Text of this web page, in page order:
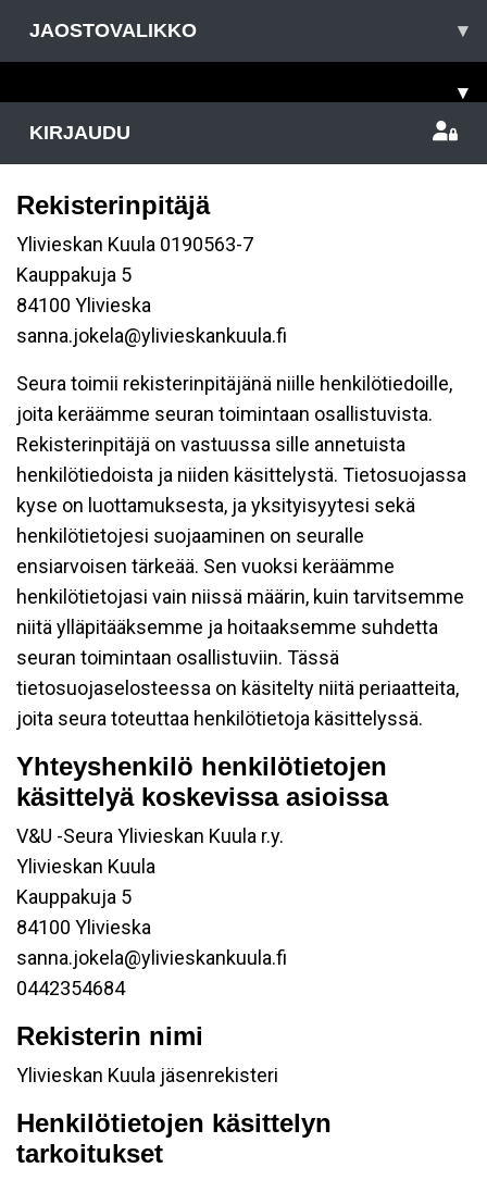
JAOSTOVALIKKO ▾
▾
KIRJAUDU
Rekisterinpitäjä
Ylivieskan Kuula 0190563-7
Kauppakuja 5
84100 Ylivieska
sanna.jokela@ylivieskankuula.fi
Seura toimii rekisterinpitäjänä niille henkilötiedoille,
joita keräämme seuran toimintaan osallistuvista.
Rekisterinpitäjä on vastuussa sille annetuista
henkilötiedoista ja niiden käsittelystä. Tietosuojassa
kyse on luottamuksesta, ja yksityisyytesi sekä
henkilötietojesi suojaaminen on seuralle
ensiarvoisen tärkeää. Sen vuoksi keräämme
henkilötietojasi vain niissä määrin, kuin tarvitsemme
niitä ylläpitääksemme ja hoitaaksemme suhdetta
seuran toimintaan osallistuviin. Tässä
tietosuojaselosteessa on käsitelty niitä periaatteita,
joita seura toteuttaa henkilötietoja käsittelyssä.
Yhteyshenkilö henkilötietojen
käsittelyä koskevissa asioissa
V&U -Seura Ylivieskan Kuula r.y.
Ylivieskan Kuula
Kauppakuja 5
84100 Ylivieska
sanna.jokela@ylivieskankuula.fi
0442354684
Rekisterin nimi
Ylivieskan Kuula jäsenrekisteri
Henkilötietojen käsittelyn
tarkoitukset